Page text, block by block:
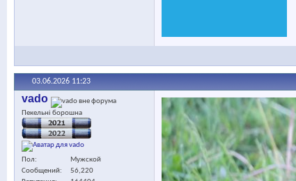
03.06.2026 11:23
vado
Пекельні борошна
Пол
Мужской
Сообщений
56,220